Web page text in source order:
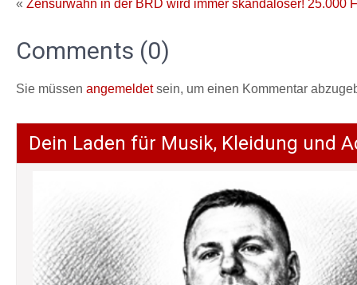
« Zensurwahn in der BRD wird immer skandalöser! 25.000
Comments (0)
Sie müssen angemeldetsein, um einen Kommentar
Dein Laden für Musik, Kleidung und